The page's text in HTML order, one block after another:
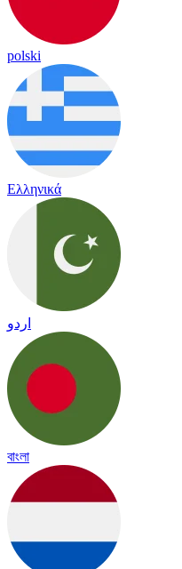
polski
Ελληνικά
اردو
বাংলা